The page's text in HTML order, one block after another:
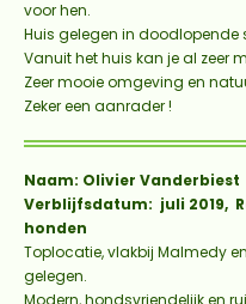
voor hen.
Huis gelegen in doodlopende
Vanuit het huis kan je al zeer
Zeer mooie omgeving en
Zeker een aanrader !
Naam: Olivier Vanderbiest
Verblijfsdatum: juli 2019,
honden
Toplocatie, vlakbij Malmedy
gelegen.
Modern, hondsvriendelijk en